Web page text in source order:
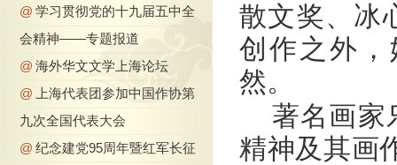
@ 学习贯彻党的十九届五中全
会精神——专题报道
@ 海外华文文学上海论坛
@
上海代表团参加中国作协第
九次全国代表大会
@ 纪念建党95周年暨红军长征
散文奖、冰
创作之外
然。
著名画家
精神及其画